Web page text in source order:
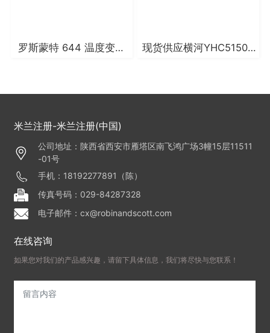
罗斯蒙特 644 温度变送
现货供应横河YHC5150X
米兰注册-米兰注册(中国)
公司地址：陕西省西安市雁塔区南飞鸿广场3幢15层11511
-01号
手机：18192277891（陈）
传真号码：029-84287328
电子邮件：cx@robinandscott.com
在线咨询
如果您对我们的产品感兴趣，请留下具体信息，我们将尽快与您联系！